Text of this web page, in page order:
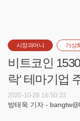
시장과머니 가상
비트코인
락' 테마기업
2020-10-28 16:50:33
방태욱 기자 -